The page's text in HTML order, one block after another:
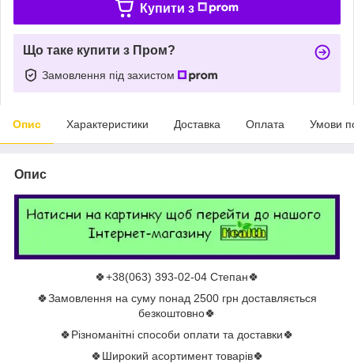
Купити з
Що таке купити з Пром?
Замовлення під захистом
Опис Характеристики Доставка Оплата Умови
Опис
🍀+38(063) 393-02-04 Степан🍀
🍀Замовлення на суму понад 2500 грн доставляється
безкоштовно🍀
🍀Різноманітні способи оплати та доставки🍀
🍀Широкий асортимент товарів🍀